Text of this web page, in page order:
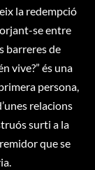
la redempció
se entre
barreres de
vive?” és una
persona,
relacions
surti a la
que se